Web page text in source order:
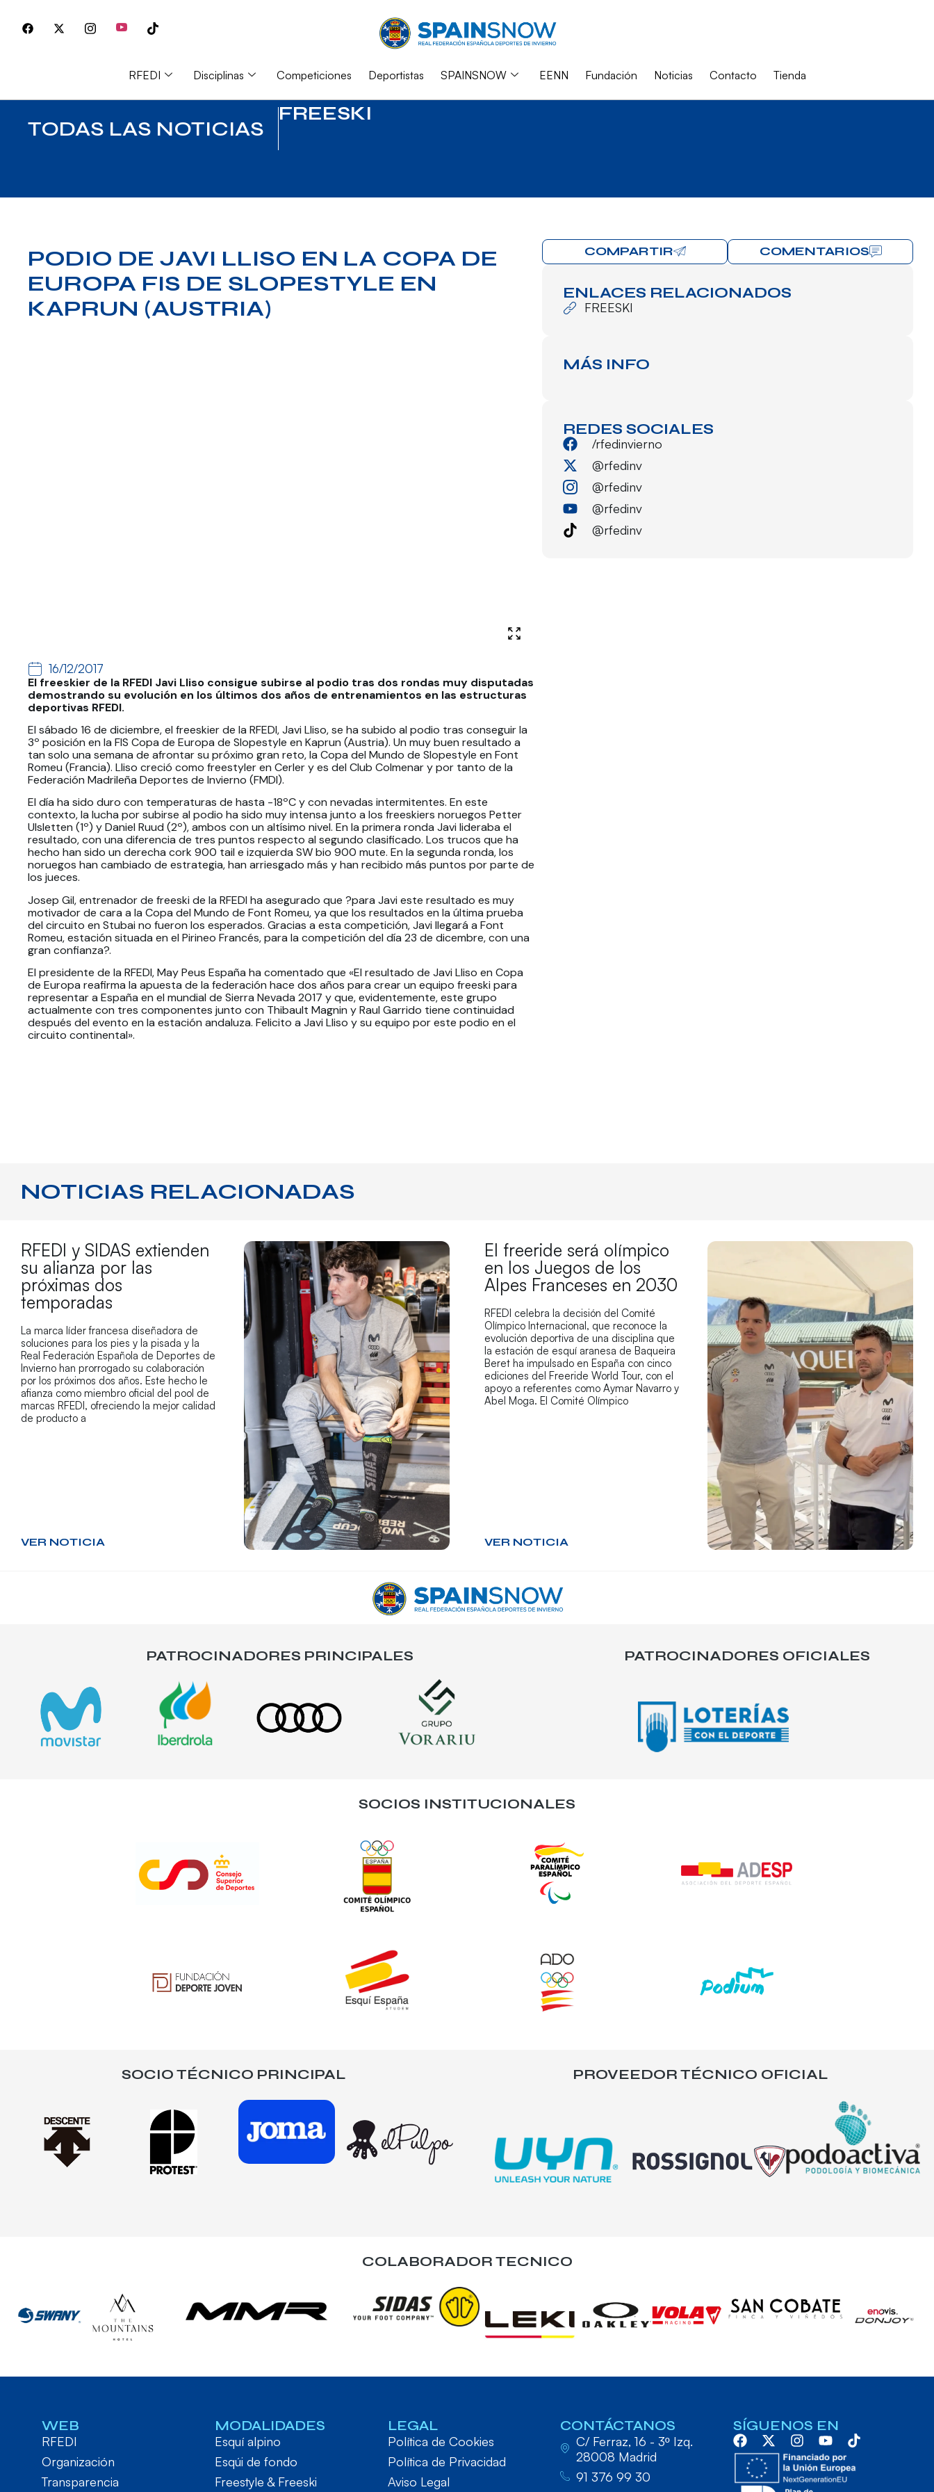
RFEDI Disciplinas Competiciones Deportistas SPAINSNOW EENN Fundación Noticias Contacto Tienda
TODAS LAS NOTICIAS
FREESKI
PODIO DE JAVI LLISO EN LA COPA DE
EUROPA FIS DE SLOPESTYLE EN
KAPRUN (AUSTRIA)
16/12/2017
El freeskier de la RFEDI Javi Lliso consigue subirse al podio tras dos rondas muy disputadas
demostrando su evolución en los últimos dos años de entrenamientos en las estructuras
deportivas RFEDI.
El sábado 16 de diciembre, el freeskier de la RFEDI, Javi Lliso, se ha subido al podio tras conseguir la
3º posición en la FIS Copa de Europa de Slopestyle en Kaprun (Austria). Un muy buen resultado a
tan solo una semana de afrontar su próximo gran reto, la Copa del Mundo de Slopestyle en Font
Romeu (Francia). Lliso creció como freestyler en Cerler y es del Club Colmenar y por tanto de la
Federación Madrileña Deportes de Invierno (FMDI).
El día ha sido duro con temperaturas de hasta -18ºC y con nevadas intermitentes. En este
contexto, la lucha por subirse al podio ha sido muy intensa junto a los freeskiers noruegos Petter
Ulsletten (1º) y Daniel Ruud (2º), ambos con un altísimo nivel. En la primera ronda Javi lideraba el
resultado, con una diferencia de tres puntos respecto al segundo clasificado. Los trucos que ha
hecho han sido un derecha cork 900 tail e izquierda SW bio 900 mute. En la segunda ronda, los
noruegos han cambiado de estrategia, han arriesgado más y han recibido más puntos por parte de
los jueces.
Josep Gil, entrenador de freeski de la RFEDI ha asegurado que ?para Javi este resultado es muy
motivador de cara a la Copa del Mundo de Font Romeu, ya que los resultados en la última prueba
del circuito en Stubai no fueron los esperados. Gracias a esta competición, Javi llegará a Font
Romeu, estación situada en el Pirineo Francés, para la competición del día 23 de dicembre, con una
gran confianza?.
El presidente de la RFEDI, May Peus España ha comentado que «El resultado de Javi Lliso en Copa
de Europa reafirma la apuesta de la federación hace dos años para crear un equipo freeski para
representar a España en el mundial de Sierra Nevada 2017 y que, evidentemente, este grupo
actualmente con tres componentes junto con Thibault Magnin y Raul Garrido tiene continuidad
después del evento en la estación andaluza. Felicito a Javi Lliso y su equipo por este podio en el
circuito continental».
COMPARTIR COMENTARIOS
ENLACES RELACIONADOS
FREESKI
MÁS INFO
REDES SOCIALES
/rfedinvierno
@rfedinv
@rfedinv
@rfedinv
@rfedinv
NOTICIAS RELACIONADAS
RFEDI y SIDAS extienden
su alianza por las
próximas dos
temporadas
La marca líder francesa diseñadora de
soluciones para los pies y la pisada y la
Real Federación Española de Deportes de
Invierno han prorrogado su colaboración
por los próximos dos años. Este hecho le
afianza como miembro oficial del pool de
marcas RFEDI, ofreciendo la mejor calidad
de producto a
VER NOTICIA
El freeride será olímpico
en los Juegos de los
Alpes Franceses en 2030
RFEDI celebra la decisión del Comité
Olímpico Internacional, que reconoce la
evolución deportiva de una disciplina que
la estación de esquí aranesa de Baqueira
Beret ha impulsado en España con cinco
ediciones del Freeride World Tour, con el
apoyo a referentes como Aymar Navarro y
Abel Moga. El Comité Olímpico
VER NOTICIA
PATROCINADORES PRINCIPALES PATROCINADORES OFICIALES
SOCIOS INSTITUCIONALES
SOCIO TÉCNICO PRINCIPAL PROVEEDOR TÉCNICO OFICIAL
COLABORADOR TECNICO
WEB
RFEDI
Organización
Transparencia
MODALIDADES
Esquí alpino
Esqúi de fondo
Freestyle & Freeski
LEGAL
Política de Cookies
Política de Privacidad
Aviso Legal
CONTÁCTANOS
C/ Ferraz, 16 - 3º Izq.
28008 Madrid
91 376 99 30
SÍGUENOS EN